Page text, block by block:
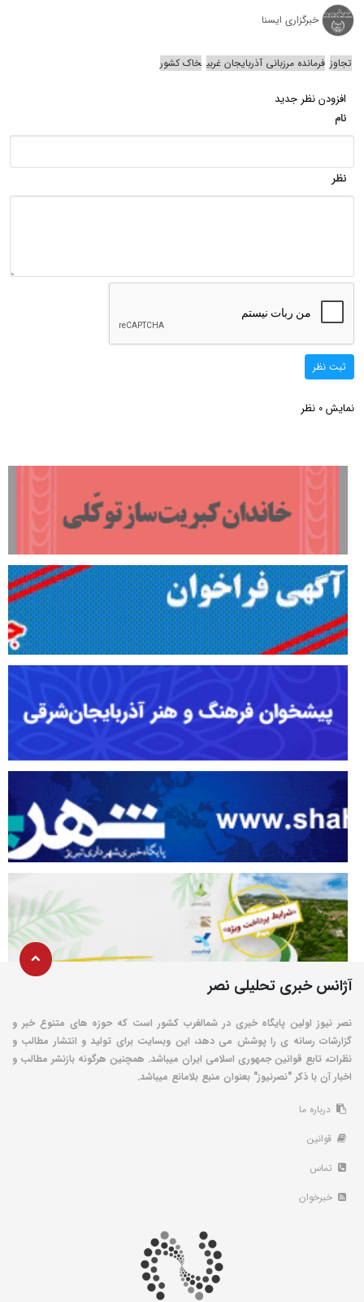
خبرگزاری ایسنا
تجاوز فرمانده مرزبانی آذربایجان غربی خاک کشور
افزودن نظر جدید
نام
نظر
ثبت نظر
نمایش 0 نظر
آژانس خبری تحلیلی نصر
نصر نیوز اولین پایگاه خبری در شمالغرب کشور است که حوزه های متنوع خبر و
گزارشات رسانه ی را پوشش می دهد، این وبسایت برای تولید و انتشار مطالب و
نظرات، تابع قوانین جمهوری اسلامی ایران میباشد. همچنین هرگونه بازنشر مطالب و
اخبار آن با ذکر "نصرنیوز" بعنوان منبع بلامانع میباشد.
درباره ما
قوانین
تماس
خبرخوان